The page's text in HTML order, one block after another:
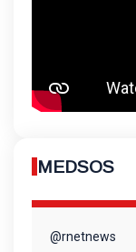
MEDSOS
@rnetnews